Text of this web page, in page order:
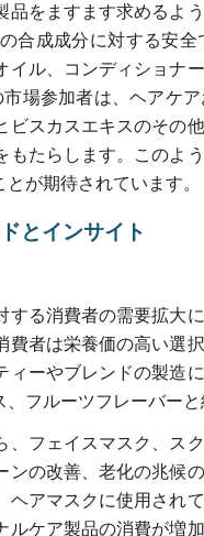
をますます求めるよ
合成成分に対する安
ル、コンディショナ
市場参加者は、ヘアケ
スカスエキスのその
たらします。このよ
が期待されています。
とインサイト
る消費者の需要拡大
者は栄養価の高い選
ーやブレンドの製造
フルーツフレーバー
フェイスマスク、ス
の改善、老化の兆候
アマスクに使用され
ケア製品の消費が増